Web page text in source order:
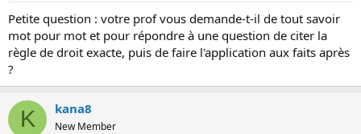
Petite question : votre prof vous demande-t-il de tout savoir
mot pour mot et pour répondre à une question de citer la
règle de droit exacte, puis de faire l'application aux faits après
?
K kana8
New Member